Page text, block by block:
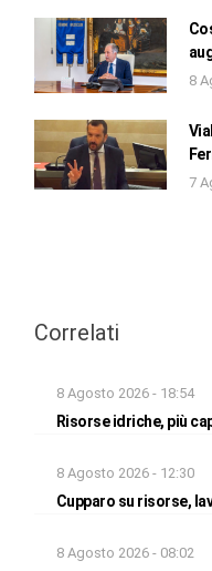
8
7
Correlati
8 Agosto 2026 - 18:54
Risorse idriche, più
8 Agosto 2026 - 12:30
Cupparo su risorse,
8 Agosto 2026 - 08:02